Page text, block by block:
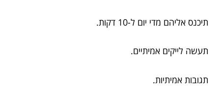
תיכנס אליהם מדי יום ל-10 דקות.
תעשה לייקים אמיתיים.
תגובות אמיתיות.